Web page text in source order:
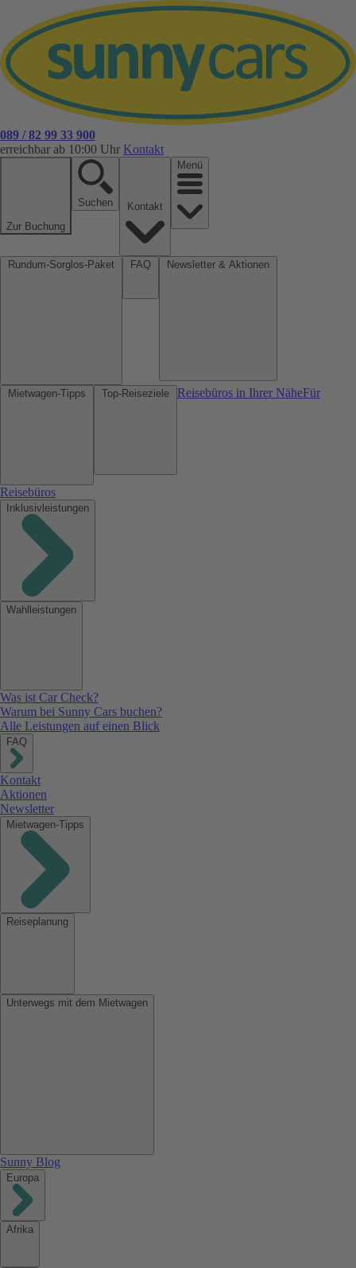
089 / 82 99 33 900
erreichbar ab 10:00 Uhr Kontakt
Zur Buchung
Suchen
Menü
Reisebüros in Ihrer NäheFür
Reisebüros
Inklusivleistungen
Wahlleistungen
Was ist Car Check?
Warum bei Sunny Cars buchen?
Alle Leistungen auf einen Blick
FAQ
Kontakt
Aktionen
Newsletter
Mietwagen-Tipps
Reiseplanung
Unterwegs mit dem Mietwagen
Sunny Blog
Europa
Afrika